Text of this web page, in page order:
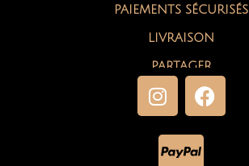
PAIEMENTS SÉCURISÉS
LIVRAISON
PARTAGER